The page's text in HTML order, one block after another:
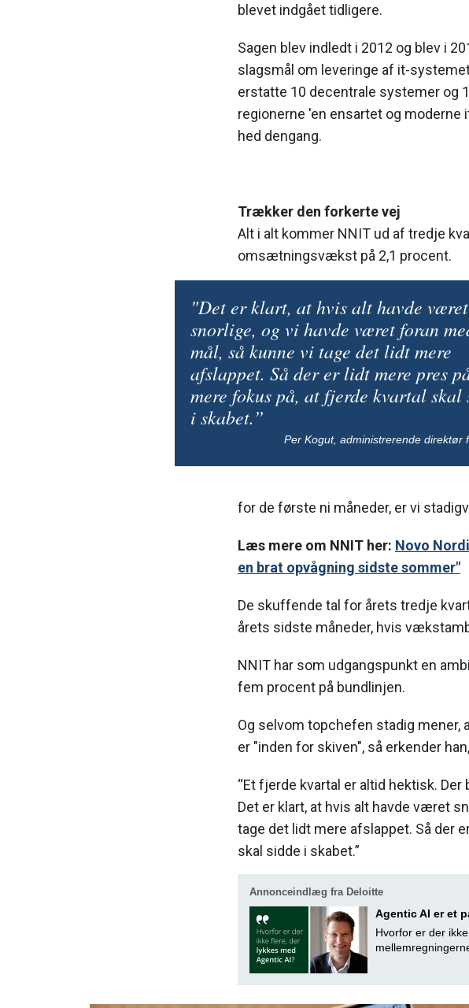
blevet indgået tidligere.
Sagen blev indledt i 2012 og blev i
slagsmål om leveringe af it-
erstatte 10 decentrale systemer og
regionerne 'en ensartet og moderne
hed dengang.
"Det er klart, at hvis alt havde været
snorlige, og vi havde været foran
mål, så kunne vi tage det lidt mere
afslappet. Så der er lidt mere pres
mere fokus på, at fjerde kvartal skal
i skabet.”
Per Kogut, administrerende direktør
Trækker den forkerte vej
Alt i alt kommer NNIT ud af tredje
omsætningsvækst på 2,1 procent.
for de første ni måneder, er vi
Læs mere om NNIT her: Novo
en brat opvågning sidste sommer"
De skuffende tal for årets tredje
årets sidste måneder, hvis
NNIT har som udgangspunkt en
fem procent på bundlinjen.
Og selvom topchefen stadig
er "inden for skiven", så erkender
“Et fjerde kvartal er altid hektisk.
Det er klart, at hvis alt havde været
tage det lidt mere afslappet. Så der
skal sidde i skabet.”
Annonceindlæg fra Deloitte
Agentic AI er et
Hvorfor er der